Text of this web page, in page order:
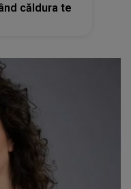
căldura te